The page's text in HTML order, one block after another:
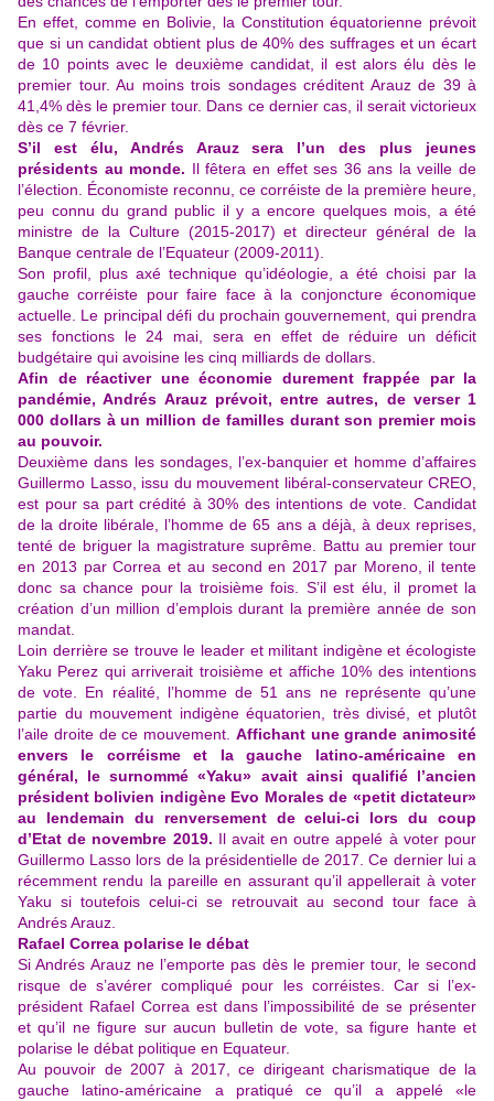
En effet, comme en Bolivie, la Constitution équatorienne prévoit
que si un candidat obtient plus de 40% des suffrages et un écart
de 10 points avec le deuxième candidat, il est alors élu dès le
premier tour. Au moins trois sondages créditent Arauz de 39 à
41,4% dès le premier tour. Dans ce dernier cas, il serait victorieux
dès ce 7 février.
S’il est élu, Andrés Arauz sera l’un des plus jeunes
présidents au monde. Il fêtera en effet ses 36 ans la veille de
l’élection. Économiste reconnu, ce corréiste de la première heure,
peu connu du grand public il y a encore quelques mois, a été
ministre de la Culture (2015-2017) et directeur général de la
Banque centrale de l’Equateur (2009-2011).
Son profil, plus axé technique qu’idéologie, a été choisi par la
gauche corréiste pour faire face à la conjoncture économique
actuelle. Le principal défi du prochain gouvernement, qui prendra
ses fonctions le 24 mai, sera en effet de réduire un déficit
budgétaire qui avoisine les cinq milliards de dollars.
Afin de réactiver une économie durement frappée par la
pandémie, Andrés Arauz prévoit, entre autres, de verser 1
000 dollars à un million de familles durant son premier mois
au pouvoir.
Deuxième dans les sondages, l’ex-banquier et homme d’affaires
Guillermo Lasso, issu du mouvement libéral-conservateur CREO,
est pour sa part crédité à 30% des intentions de vote. Candidat
de la droite libérale, l’homme de 65 ans a déjà, à deux reprises,
tenté de briguer la magistrature suprême. Battu au premier tour
en 2013 par Correa et au second en 2017 par Moreno, il tente
donc sa chance pour la troisième fois. S’il est élu, il promet la
création d’un million d’emplois durant la première année de son
mandat.
Loin derrière se trouve le leader et militant indigène et écologiste
Yaku Perez qui arriverait troisième et affiche 10% des intentions
de vote. En réalité, l’homme de 51 ans ne représente qu’une
partie du mouvement indigène équatorien, très divisé, et plutôt
l’aile droite de ce mouvement. Affichant une grande animosité
envers le corréisme et la gauche latino-américaine en
général, le surnommé «Yaku» avait ainsi qualifié l’ancien
président bolivien indigène Evo Morales de «petit dictateur»
au lendemain du renversement de celui-ci lors du coup
d’Etat de novembre 2019. Il avait en outre appelé à voter pour
Guillermo Lasso lors de la présidentielle de 2017. Ce dernier lui a
récemment rendu la pareille en assurant qu’il appellerait à voter
Yaku si toutefois celui-ci se retrouvait au second tour face à
Andrés Arauz.
Rafael Correa polarise le débat
Si Andrés Arauz ne l’emporte pas dès le premier tour, le second
risque de s’avérer compliqué pour les corréistes. Car si l’ex-
président Rafael Correa est dans l’impossibilité de se présenter
et qu’il ne figure sur aucun bulletin de vote, sa figure hante et
polarise le débat politique en Equateur.
Au pouvoir de 2007 à 2017, ce dirigeant charismatique de la
gauche latino-américaine a pratiqué ce qu’il a appelé «le